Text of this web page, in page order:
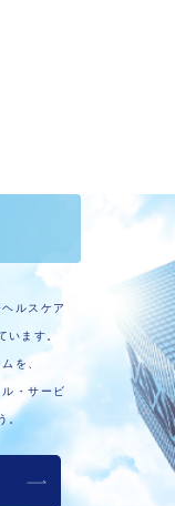
ルスケア
います。
を、
・サービ
。